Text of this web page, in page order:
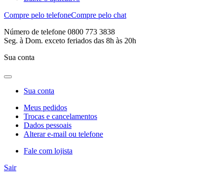
Compre pelo telefoneCompre pelo chat
Número de telefone 0800 773 3838
Seg. à Dom. exceto feriados das 8h às 20h
Sua conta
Sua conta
Meus pedidos
Trocas e cancelamentos
Dados pessoais
Alterar e-mail ou telefone
Fale com lojista
Sair